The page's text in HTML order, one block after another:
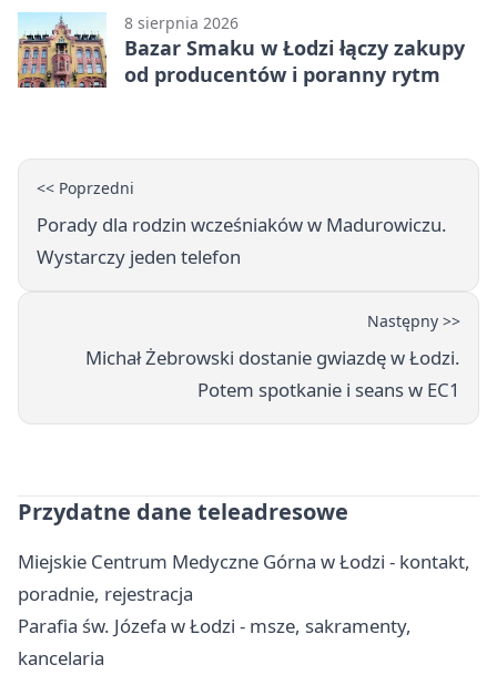
8 sierpnia 2026
Bazar Smaku w Łodzi łączy zakupy
od producentów i poranny rytm
<< Poprzedni
Porady dla rodzin wcześniaków w Madurowiczu.
Wystarczy jeden telefon
Następny >>
Michał Żebrowski dostanie gwiazdę w Łodzi.
Potem spotkanie i seans w EC1
Przydatne dane teleadresowe
Miejskie Centrum Medyczne Górna w Łodzi - kontakt,
poradnie, rejestracja
Parafia św. Józefa w Łodzi - msze, sakramenty,
kancelaria